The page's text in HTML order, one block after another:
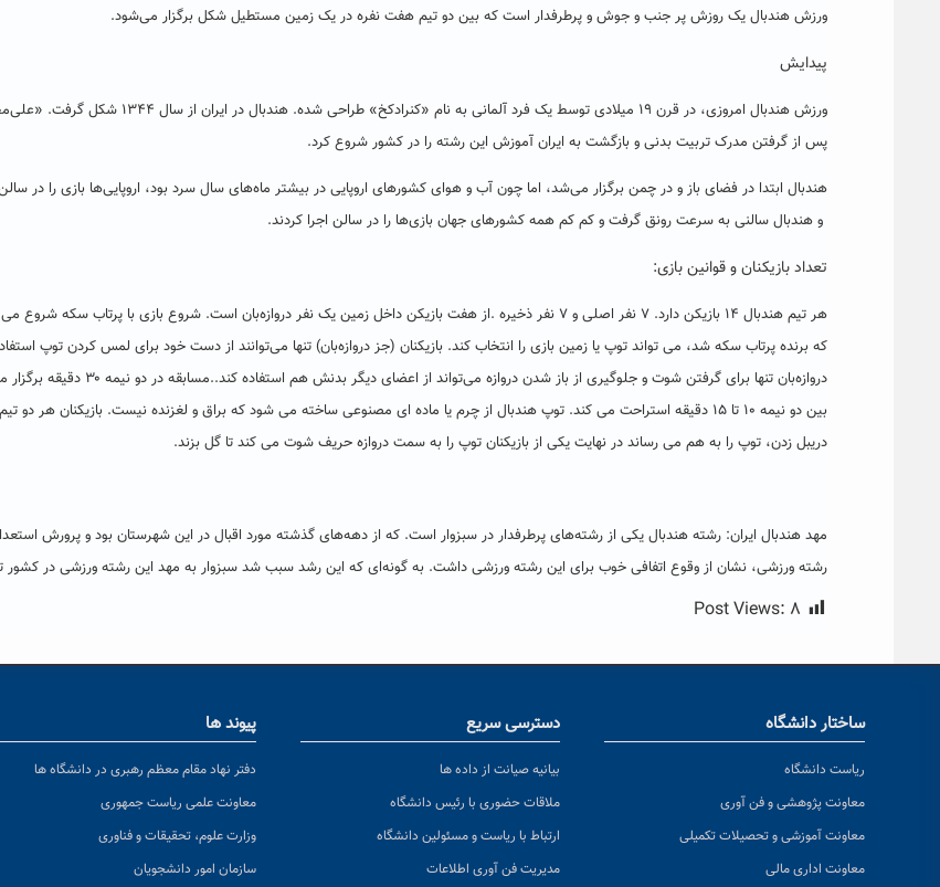
ورزش هندبال یک روزش پر جنب و جوش و پرطرفدار است که بین دو تیم هفت نفره در یک زمین مستطیل شکل برگزار می‌شود.
پیدایش
ورزش هندبال امروزی، در قرن ۱۹ میلادی توسط یک فرد آلمانی به نام «کنرادکخ»
پس از گرفتن مدرک تربیت بدنی و بازگشت به ایران آموزش این رشته را در کشور شروع کرد.
هندبال ابتدا در فضای باز و در چمن برگزار می‌شد، اما چون آب و هوای کشورهای اروپایی در بیشتر ماه‌های سال سرد بود، اروپایی‌ها بازی را در
و هندبال سالنی به سرعت رونق گرفت و کم کم همه کشورهای جهان بازی‌ها را در سالن اجرا کردند.
تعداد بازیکنان و قوانین بازی:
هر تیم هندبال ۱۴ بازیکن دارد. ۷ نفر اصلی و ۷ نفر ذخیره .از هفت بازیکن داخل زمین یک نفر دروازه‌بان است. شروع بازی با پرتاب
که برنده پرتاب سکه شد، می تواند توپ یا زمین بازی را انتخاب کند. بازیکنان (جز دروازه‌بان) تنها می‌توانند از دست خود برای لمس کردن توپ
دروازه‌بان تنها برای گرفتن شوت و جلوگیری از باز شدن دروازه
بین دو نیمه ۱۰ تا ۱۵ دقیقه استراحت می کند. توپ هندبال از چرم یا ماده ای مصنوعی ساخته می شود که براق و لغزنده نیست. بازیکنان هر دو
دریبل زدن، توپ را به هم می رساند در نهایت یکی از بازیکنان توپ را به سمت دروازه حریف شوت می کند تا گل بزند.
مهد هندبال ایران: رشته هندبال یکی از رشته‌های پرطرفدار در سبزوار است. که از دهه‌های گذشته مورد اقبال در این شهرستان بود و پرورش
رشته ورزشی، نشان از وقوع اتفافی خوب برای این رشته ورزشی داشت. به گونه‌ای که این رشد سبب شد سبزوار به مهد این رشته ورزشی در کشور
Post Views: ۸
ساختار دانشگاه
ریاست دانشگاه
معاونت پژوهشی و فن آوری
معاونت آموزشی و تحصیلات تکمیلی
معاونت اداری مالی
دسترسی سریع
بیانیه صیانت از داده ها
ملاقات حضوری با رئیس دانشگاه
ارتباط با ریاست و مسئولین دانشگاه
مدیریت فن آوری اطلاعات
پیوند ها
دفتر نهاد مقام معظم رهبری در دانشگاه ها
معاونت علمی ریاست جمهوری
وزارت علوم، تحقیقات و فناوری
سازمان امور دانشجویان